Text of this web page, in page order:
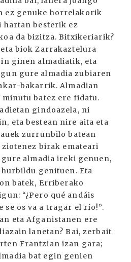
ez genuke horrelakorik
hartan besterik ez
da bizitza. Bitxikeriarik?
biok Zarrakaztelura
ginen almadiatik, eta
gure almadia zubiaren
bakarrik. Almadian
batez ere fidatu.
gindoazela, ni
eta bestean nire aita eta
zurrunbilo batean
birak emateari
almadia ireki genuen,
genituen. Eta
batek, Erriberako
“¿Pero qué andáis
se os va a tragar el río!”.
eta Afganistanen ere
lanetan? Bai, zerbait
Frantzian izan gara;
bat egin genien